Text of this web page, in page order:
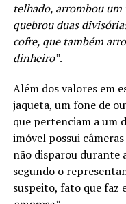
telhado, arrombou
quebrou duas
cofre, que também
dinheiro”.
Além dos valores em
jaqueta, um fone de
que pertenciam a um
imóvel possui
não disparou durante
segundo o
suspeito, fato que faz